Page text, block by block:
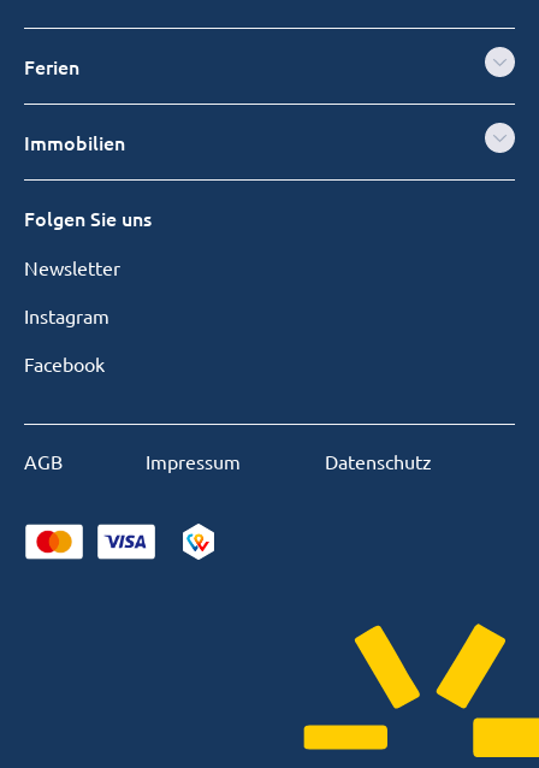
Ferien
Immobilien
Folgen Sie uns
Newsletter
Instagram
Facebook
AGB Impressum Datenschutz